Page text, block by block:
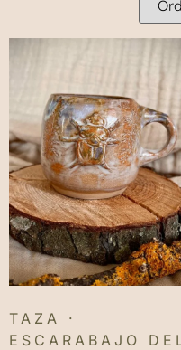
TAZA ·
ESCARABAJO